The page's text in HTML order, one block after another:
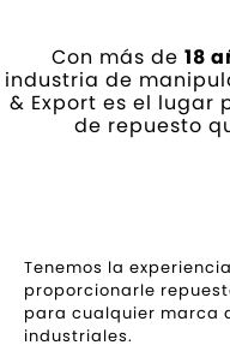
Con más de 18
industria de
& Export es el lugar
de repuesto
Tenemos la
proporcionarle
para cualquier marca
industriales.